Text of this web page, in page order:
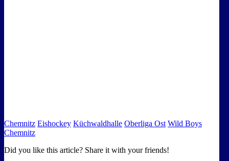
Chemnitz Eishockey Küchwaldhalle Oberliga Ost Wild Boys
Chemnitz
Did you like this article? Share it with your friends!